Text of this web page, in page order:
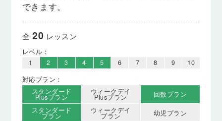
できます。
全 20 レッスン
レベル：
1
2 3 4 5 6 7 8 9
10
対応プラン：
スタンダード
Plusプラン
ウィークデイ
Plusプラン
回数プラン
スタンダード
プラン
ウィークデイ
プラン 幼児プラン